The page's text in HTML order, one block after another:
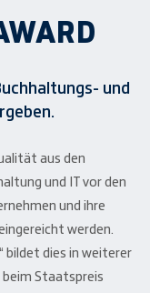
und
aus den
und IT vor den
und ihre
werden.
bildet dies in weiterer
beim Staatspreis